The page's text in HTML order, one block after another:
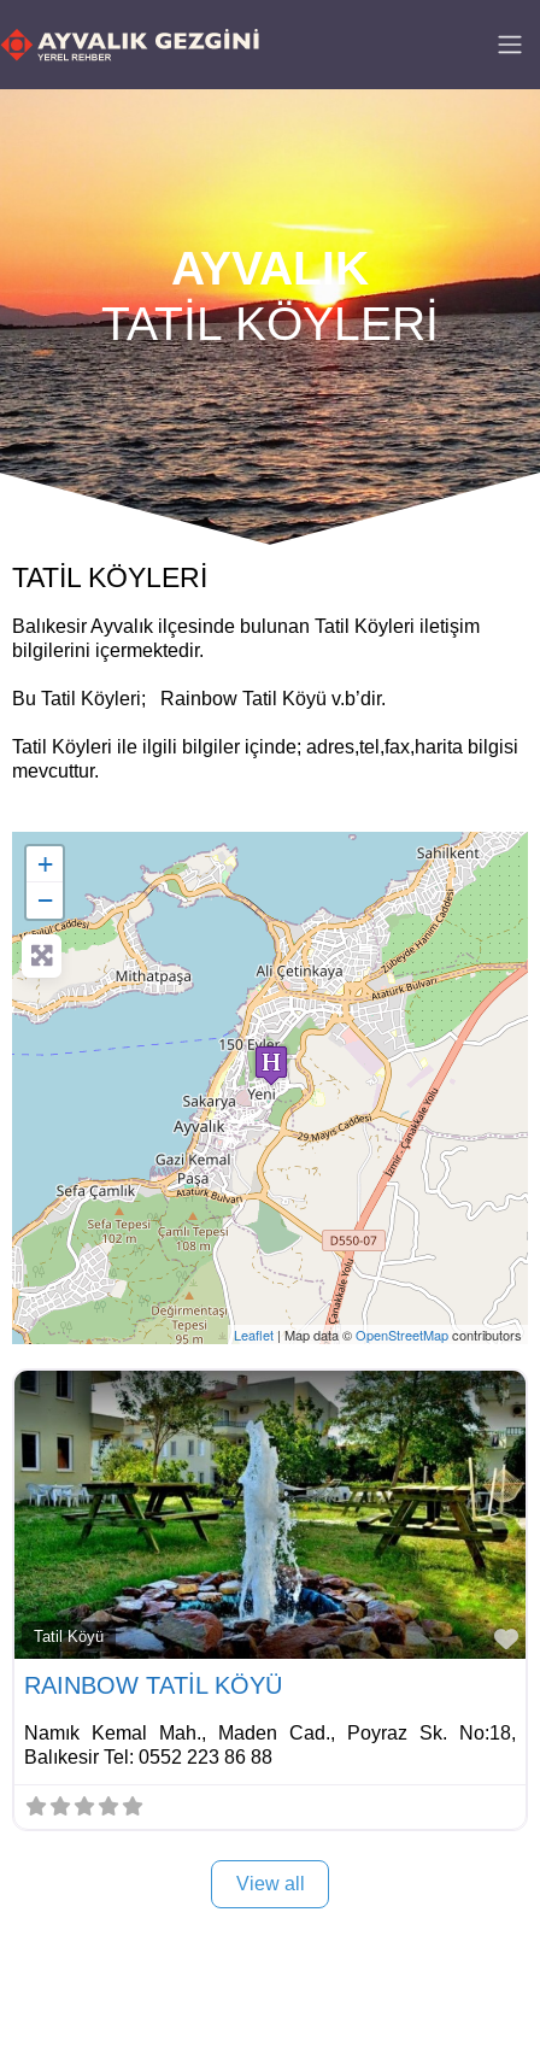
AYVALIK​
TATİL KÖYLERİ
TATİL KÖYLERİ
Balıkesir Ayvalık ilçesinde bulunan Tatil Köyleri iletişim
bilgilerini içermektedir.
Bu Tatil Köyleri; Rainbow Tatil Köyü v.b’dir.
Tatil Köyleri ile ilgili bilgiler içinde; adres,tel,fax,harita bilgisi
mevcuttur.
+
−
Leaflet| Map data ©OpenStreetMapcontributors
Tatil Köyü
RAINBOW TATİL KÖYÜ
Namık Kemal Mah., Maden Cad., Poyraz Sk. No:18,
Balıkesir Tel: 0552 223 86 88
View all